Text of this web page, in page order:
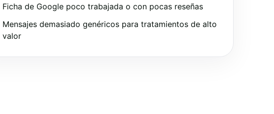
Ficha de Google poco trabajada o con pocas reseñas
Mensajes demasiado genéricos para tratamientos de alto
valor